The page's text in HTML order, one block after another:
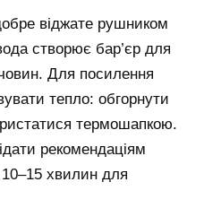
віджате рушником
створює бар’єр для
Для посилення
тепло: обгорнути
термошапкою.
рекомендаціям
хвилин для